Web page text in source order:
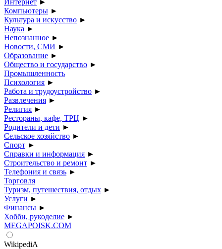
Интернет ►
Компьютеры ►
Культура и искусство ►
Наука ►
Непознанное ►
Новости, СМИ ►
Образование ►
Общество и государство ►
Промышленность
Психология ►
Работа и трудоустройство ►
Развлечения ►
Религия ►
Рестораны, кафе, ТРЦ ►
Родители и дети ►
Сельское хозяйство ►
Спорт ►
Справки и информация ►
Строительство и ремонт ►
Телефония и связь ►
Торговля
Туризм, путешествия, отдых ►
Услуги ►
Финансы ►
Хобби, рукоделие ►
MEGAPOISK.COM
WikipediA